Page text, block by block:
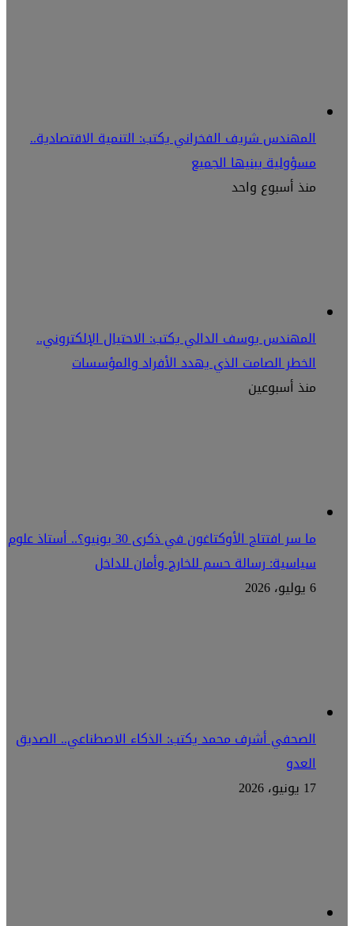
المهندس شريف الفخراني يكتب: التنمية الاقتصادية..
مسؤولية يبنيها الجميع
منذ أسبوع واحد
المهندس يوسف الدالي يكتب: الاحتيال الإلكتروني..
الخطر الصامت الذي يهدد الأفراد والمؤسسات
منذ أسبوعين
ما سر افتتاح الأوكتاغون في ذكرى 30 يونيو؟.. أستاذ علوم
سياسية: رسالة حسم للخارج وأمان للداخل
6 يوليو، 2026
الصحفي أشرف محمد يكتب: الذكاء الاصطناعي.. الصديق
العدو
17 يونيو، 2026